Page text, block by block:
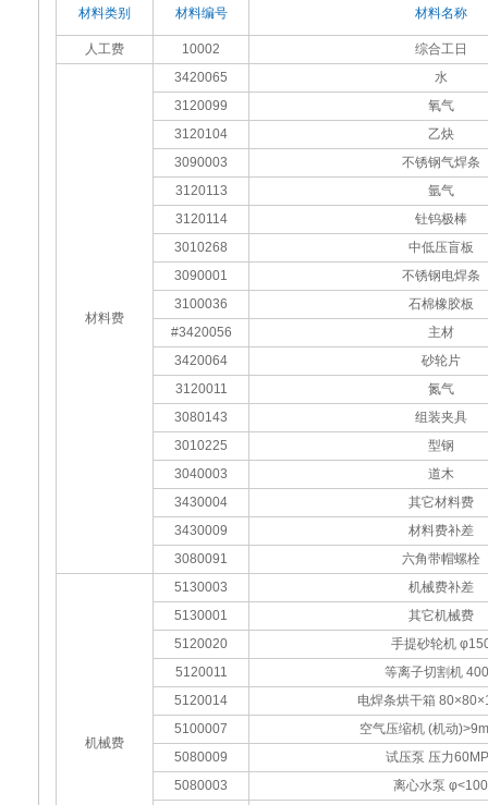
材料类别 材料编号 材料名称
人工费 10002 综合工日
材料费
3420065
水
3120099
氧气
3120104
乙炔
3090003
不锈钢气焊条
3120113
氩气
3120114
钍钨极棒
3010268
中低压盲板
3090001
不锈钢电焊条
3100036
石棉橡胶板
#3420056
主材
3420064
砂轮片
3120011
氮气
3080143
组装夹具
3010225
型钢
3040003
道木
3430004
其它材料费
3430009
材料费补差
3080091
六角带帽螺栓
机械费
5130003
机械费补差
5130001
其它机械费
5120020
手提砂轮机
5120011
等离子切割机
5120014
电焊条烘干箱
5100007
空气压缩机 (机动
5080009
试压泵 压力
5080003
离心水泵 φ<100